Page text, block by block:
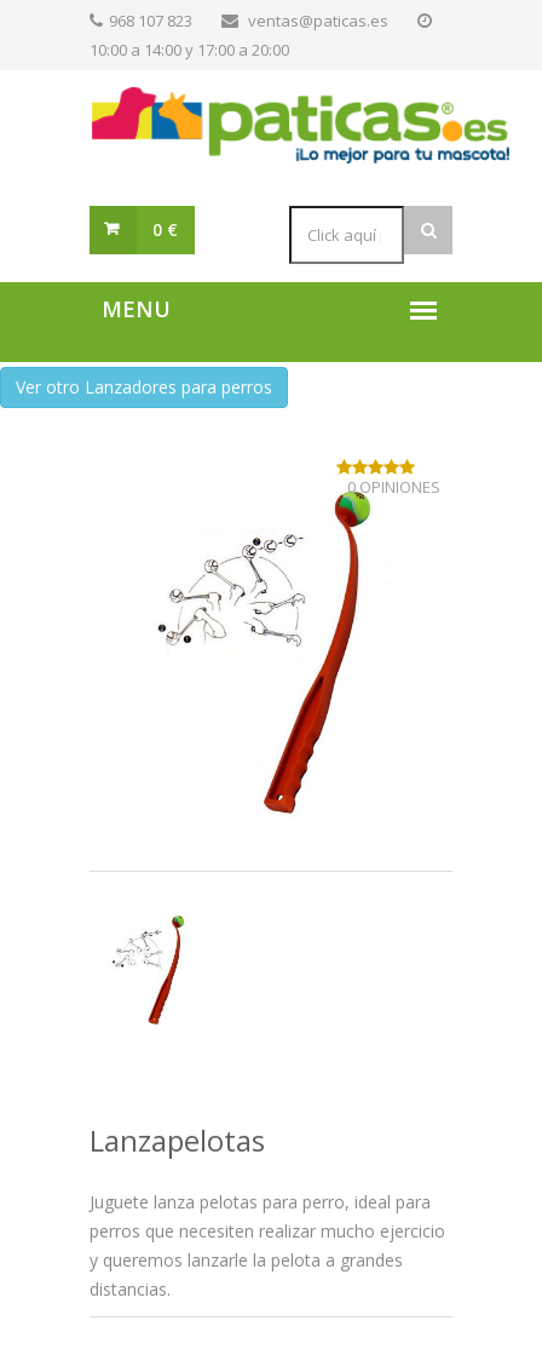
968 107 823
ventas@paticas.es
10:00 a 14:00 y 17:00 a 20:00
0 €
Ver otro Lanzadores para perros
Lanzapelotas
0 OPINIONES
Juguete lanza pelotas para perro, ideal para
perros que necesiten realizar mucho ejercicio
y queremos lanzarle la pelota a grandes
distancias.